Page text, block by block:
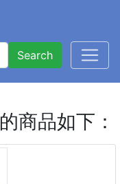
Search
的商品如下：